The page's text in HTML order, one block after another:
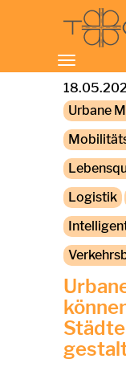
Toggle
Urbane
Logistik